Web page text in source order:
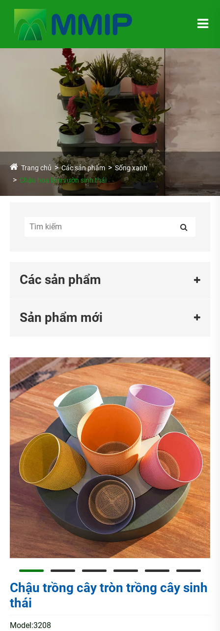
Trang chủ Các sản phẩm
Sống xanh
Chậu hoa làm vườn sinh thái
Các sản phẩm
Sản phẩm mới
Chậu trồng cây tròn trồng cây sinh
thái
Model:3208